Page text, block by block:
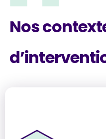
Nos